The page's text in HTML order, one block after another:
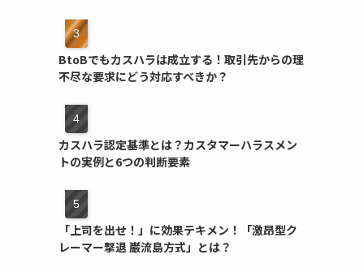
BtoBでもカスハラは成立する！取引先からの理
不尽な要求にどう対応すべきか？
カスハラ認定基準とは？カスタマーハラスメン
トの実例と6つの判断要素
「上司を出せ！」に効果テキメン！「激昂型ク
レーマー撃退 巌流島方式」とは？